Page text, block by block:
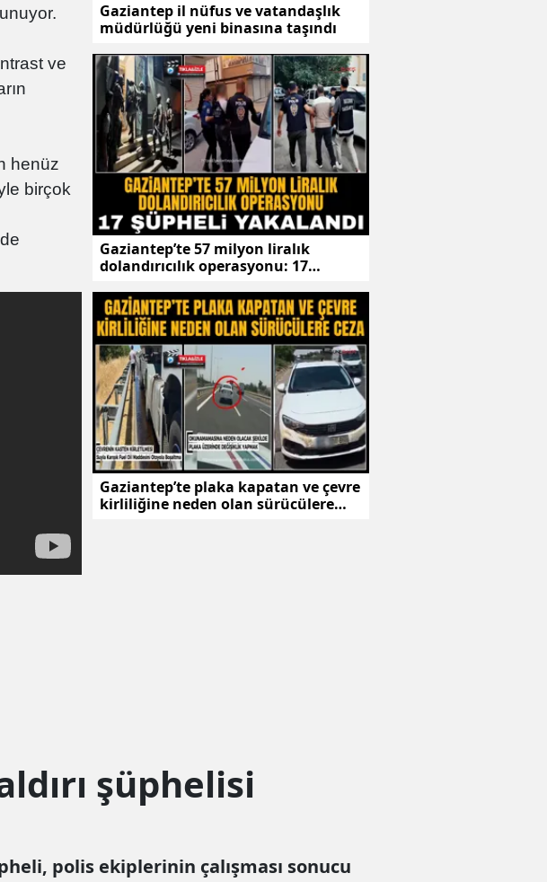
ve
henüz
birçok
Gaziantep il nüfus ve vatandaşlık
müdürlüğü yeni binasına taşındı
Gaziantep’te 57 milyon liralık
dolandırıcılık operasyonu: 17
Gaziantep’te plaka kapatan ve çevre
kirliliğine neden olan sürücülere
şüphelisi
polis ekiplerinin çalışması sonucu